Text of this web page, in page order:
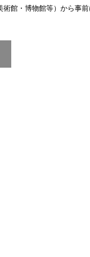
術館・博物館等）から事